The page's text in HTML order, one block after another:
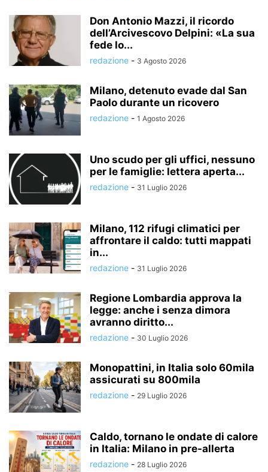
Don Antonio Mazzi, il ricordo
dell’Arcivescovo Delpini: «La sua
fede lo...
redazione - 3 Agosto 2026
Milano, detenuto evade dal San
Paolo durante un ricovero
redazione - 1 Agosto 2026
Uno scudo per gli uffici, nessuno
per le famiglie: lettera aperta...
redazione - 31 Luglio 2026
Milano, 112 rifugi climatici per
affrontare il caldo: tutti mappati
in...
redazione - 31 Luglio 2026
Regione Lombardia approva la
legge: anche i senza dimora
avranno diritto...
redazione - 30 Luglio 2026
Monopattini, in Italia solo 60mila
assicurati su 800mila
redazione - 29 Luglio 2026
Caldo, tornano le ondate di calore
in Italia: Milano in pre-allerta
redazione - 28 Luglio 2026